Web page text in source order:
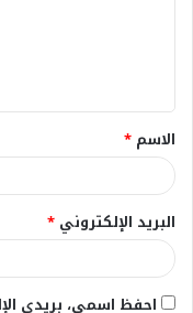
ق
*
الاسم *
البريد الإلكتروني *
احفظ اسمي، بريدي